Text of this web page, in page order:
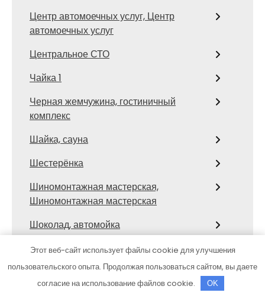
Центр автомоечных услуг, Центр
автомоечных услуг
Центральное СТО
Чайка 1
Черная жемчужина, гостиничный
комплекс
Шайка, сауна
Шестерёнка
Шиномонтажная мастерская,
Шиномонтажная мастерская
Шоколад, автомойка
Шоколад, автомойка
Эврика, сауна
Этот веб-сайт использует файлы cookie для улучшения
пользовательского опыта. Продолжая пользоваться сайтом, вы даете
согласие на использование файлов cookie.
OK